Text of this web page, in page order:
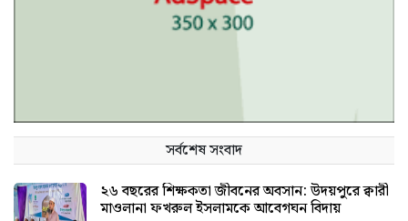
সর্বশেষ সংবাদ
২৬ বছরের শিক্ষকতা জীবনের অবসান: উদয়পুরে ক্বারী
মাওলানা ফখরুল ইসলামকে আবেগঘন বিদায়